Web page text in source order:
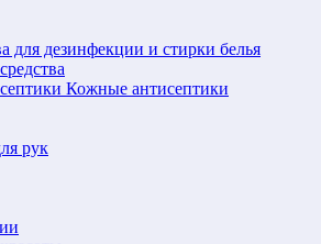
для дезинфекции и стирки белья
Кожные антисептики
рук